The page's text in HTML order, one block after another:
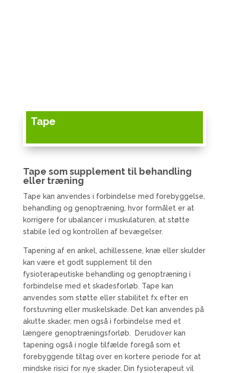
Tape
Tape som supplement til behandling
eller træning
Tape kan anvendes i forbindelse med forebyggelse,
behandling og genoptræning, hvor formålet er at
korrigere for ubalancer i muskulaturen, at støtte
stabile led og kontrollen af bevægelser.
Tapening af en ankel, achillessene, knæ eller skulder
kan være et godt supplement til den
fysioterapeutiske behandling og genoptræning i
forbindelse med et skadesforløb. Tape kan
anvendes som støtte eller stabilitet fx efter en
forstuvning eller muskelskade. Det kan anvendes på
akutte skader, men også i forbindelse med et
længere genoptræningsforløb. Derudover kan
tapening også i nogle tilfælde foregå som et
forebyggende tiltag over en kortere periode for at
mindske risici for nye skader. Din fysioterapeut vil